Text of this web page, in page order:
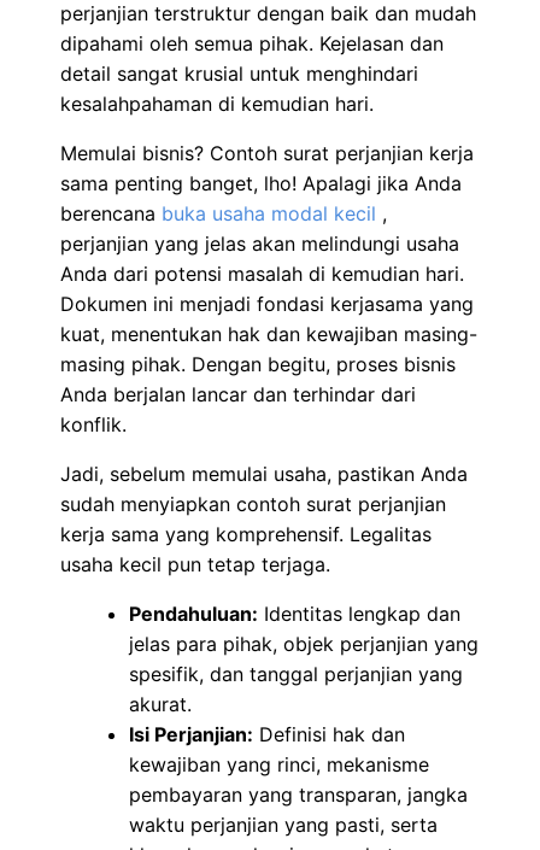
perjanjian terstruktur dengan baik dan mudah
dipahami oleh semua pihak. Kejelasan dan
detail sangat krusial untuk menghindari
kesalahpahaman di kemudian hari.
Memulai bisnis? Contoh surat perjanjian kerja
sama penting banget, lho! Apalagi jika Anda
berencana buka usaha modal kecil ,
perjanjian yang jelas akan melindungi usaha
Anda dari potensi masalah di kemudian hari.
Dokumen ini menjadi fondasi kerjasama yang
kuat, menentukan hak dan kewajiban masing-
masing pihak. Dengan begitu, proses bisnis
Anda berjalan lancar dan terhindar dari
konflik.
Jadi, sebelum memulai usaha, pastikan Anda
sudah menyiapkan contoh surat perjanjian
kerja sama yang komprehensif. Legalitas
usaha kecil pun tetap terjaga.
Pendahuluan: Identitas lengkap dan
jelas para pihak, objek perjanjian yang
spesifik, dan tanggal perjanjian yang
akurat.
Isi Perjanjian: Definisi hak dan
kewajiban yang rinci, mekanisme
pembayaran yang transparan, jangka
waktu perjanjian yang pasti, serta